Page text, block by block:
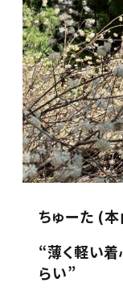
ちゅーた (
“薄く軽い
らい”